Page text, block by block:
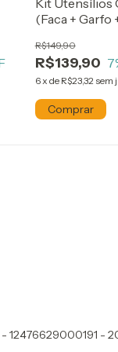
(Faca + Garfo
R$139,90
R$149,90
7
6 x de R$23,32 sem
12476629000191 -